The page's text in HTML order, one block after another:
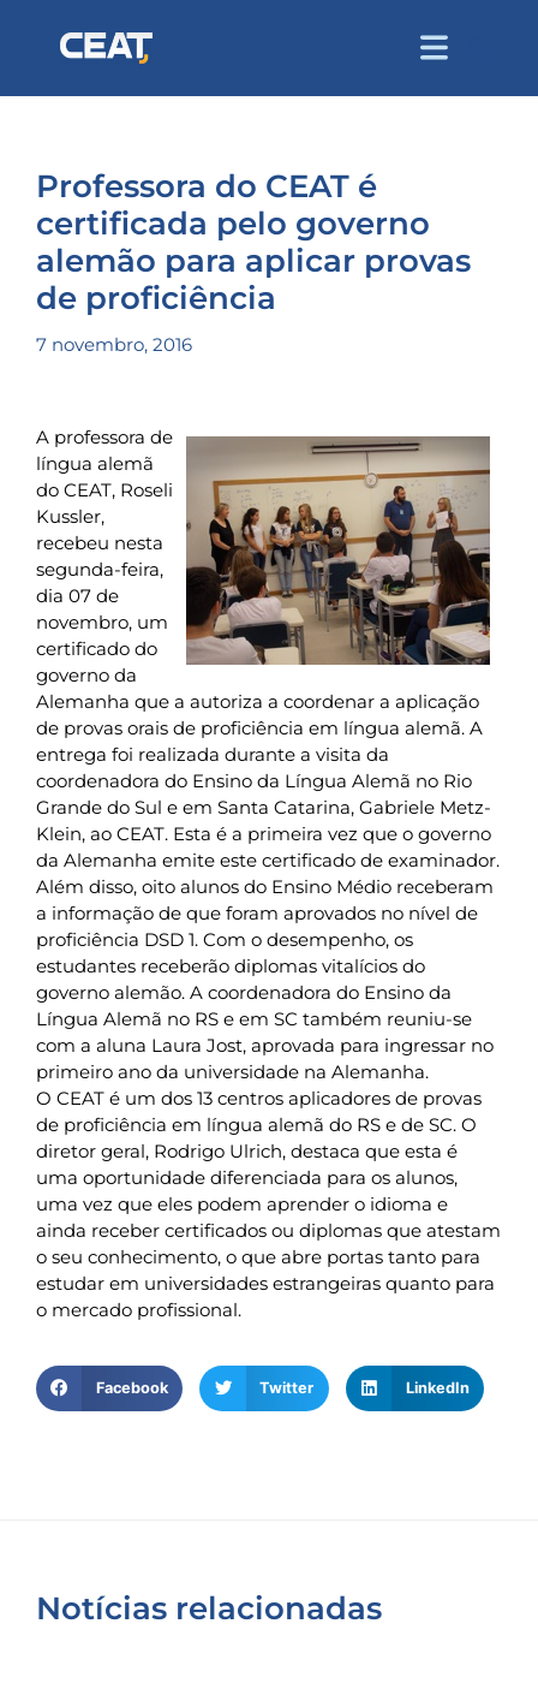
Professora do CEAT é
certificada pelo governo
alemão para aplicar provas
de proficiência
7 novembro, 2016
A professora de
língua alemã
do CEAT, Roseli
Kussler,
recebeu nesta
segunda-feira,
dia 07 de
novembro, um
certificado do
governo da
Alemanha que a autoriza a coordenar a aplicação
de provas orais de proficiência em língua alemã. A
entrega foi realizada durante a visita da
coordenadora do Ensino da Língua Alemã no Rio
Grande do Sul e em Santa Catarina, Gabriele Metz-
Klein, ao CEAT. Esta é a primeira vez que o governo
da Alemanha emite este certificado de examinador.
Além disso, oito alunos do Ensino Médio receberam
a informação de que foram aprovados no nível de
proficiência DSD 1. Com o desempenho, os
estudantes receberão diplomas vitalícios do
governo alemão. A coordenadora do Ensino da
Língua Alemã no RS e em SC também reuniu-se
com a aluna Laura Jost, aprovada para ingressar no
primeiro ano da universidade na Alemanha.
O CEAT é um dos 13 centros aplicadores de provas
de proficiência em língua alemã do RS e de SC. O
diretor geral, Rodrigo Ulrich, destaca que esta é
uma oportunidade diferenciada para os alunos,
uma vez que eles podem aprender o idioma e
ainda receber certificados ou diplomas que atestam
o seu conhecimento, o que abre portas tanto para
estudar em universidades estrangeiras quanto para
o mercado profissional.
Facebook Twitter LinkedIn
Notícias relacionadas